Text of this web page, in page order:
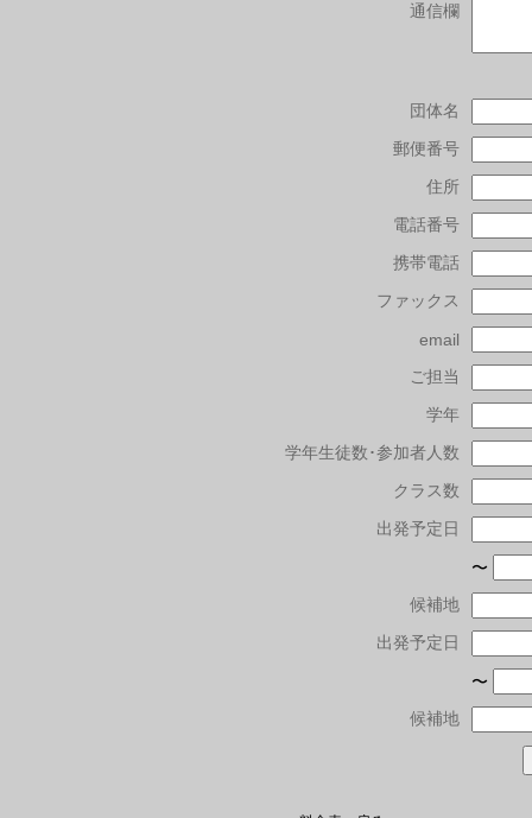
通信欄
団体名
郵便番号
住所
電話番号
携帯電話
ファックス
email
ご担当
学年
学年生徒数･参加者人数
クラス数
出発予定日
〜
候補地
出発予定日
〜
候補地